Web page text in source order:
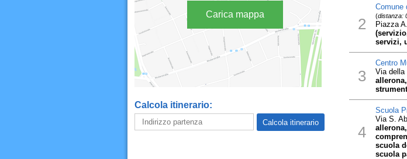
Carica mappa
Calcola itinerario:
2
Comune
(distanza:
Piazza
servizi,
3
Centro
Via della
4
Scuola
Via S.
scuola
scuola